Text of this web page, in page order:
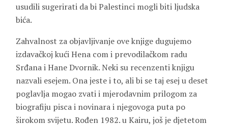
usudili sugerirati da bi Palestinci mogli biti ljudska
bića.
Zahvalnost za objavljivanje ove knjige dugujemo
izdavačkoj kući Hena com i prevodilačkom radu
SrđanaiHane Dvornik. Neki su recenzenti knjigu
nazvali esejem. Ona jeste i to, ali bi se taj esej u deset
poglavlja mogao zvati i mjerodavnim prilogom za
biografiju pisca i novinara i njegovoga puta po
širokom svijetu. Rođen 1982. u Kairu, još je djetetom